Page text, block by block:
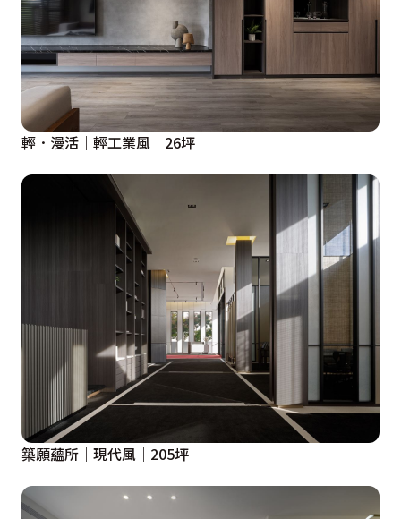
輕．漫活｜輕工業風｜26坪
築願蘊所｜現代風｜205坪